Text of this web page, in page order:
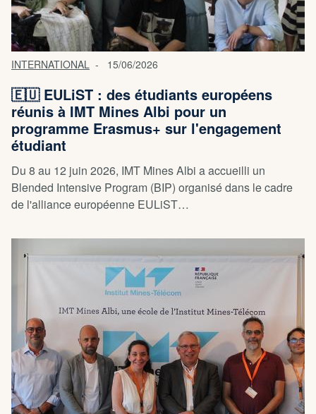
INTERNATIONAL 15/06/2026
🇪🇺 EULiST : des étudiants européens
réunis à IMT Mines Albi pour un
programme Erasmus+ sur l'engagement
étudiant
Du 8 au 12 juin 2026, IMT Mines Albi a accueilli un
Blended Intensive Program (BIP) organisé dans le cadre
de l'alliance européenne EULiST…